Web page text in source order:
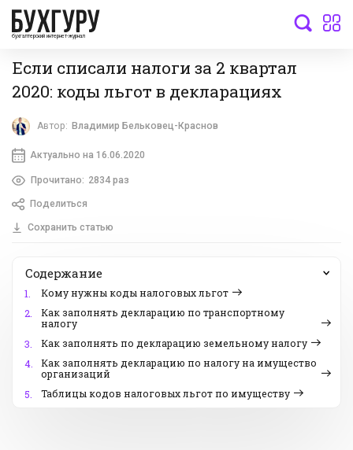
бухгалтерский интернет-журнал
Если списали налоги за 2 квартал
2020: коды льгот в декларациях
Автор: Владимир Бельковец-Краснов
Актуально на 16.06.2020
Прочитано: 2834 раз
Поделиться
Сохранить статью
Содержание
1.
Кому нужны коды налоговых льгот
2.
Как заполнять декларацию по транспортному
налогу
3.
Как заполнять по декларацию земельному налогу
4.
Как заполнять декларацию по налогу на имущество
организаций
5.
Таблицы кодов налоговых льгот по имуществу